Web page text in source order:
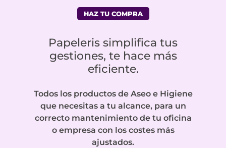
HAZ TU COMPRA
Papeleris simplifica tus
gestiones, te hace más
eficiente.
Todos los productos de Aseo e Higiene
que necesitas a tu alcance, para un
correcto mantenimiento de tu oficina
o empresa con los costes más
ajustados.